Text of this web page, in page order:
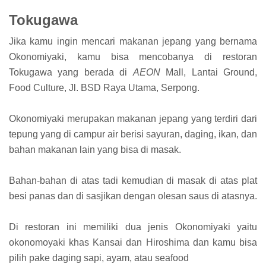
Tokugawa
Jika kamu ingin mencari makanan jepang yang bernama
Okonomiyaki, kamu bisa mencobanya di restoran
Tokugawa yang berada di AEONMall, Lantai Ground,
Food Culture, Jl. BSD Raya Utama, Serpong.
Okonomiyaki merupakan makanan jepang yang terdiri dari
tepung yang di campur air berisi sayuran, daging, ikan, dan
bahan makanan lain yang bisa di masak.
Bahan-bahan di atas tadi kemudian di masak di atas plat
besi panas dan di sasjikan dengan olesan saus di atasnya.
Di restoran ini memiliki dua jenis Okonomiyaki yaitu
okonomoyaki khas Kansai dan Hiroshima dan kamu bisa
pilih pake daging sapi, ayam, atau seafood